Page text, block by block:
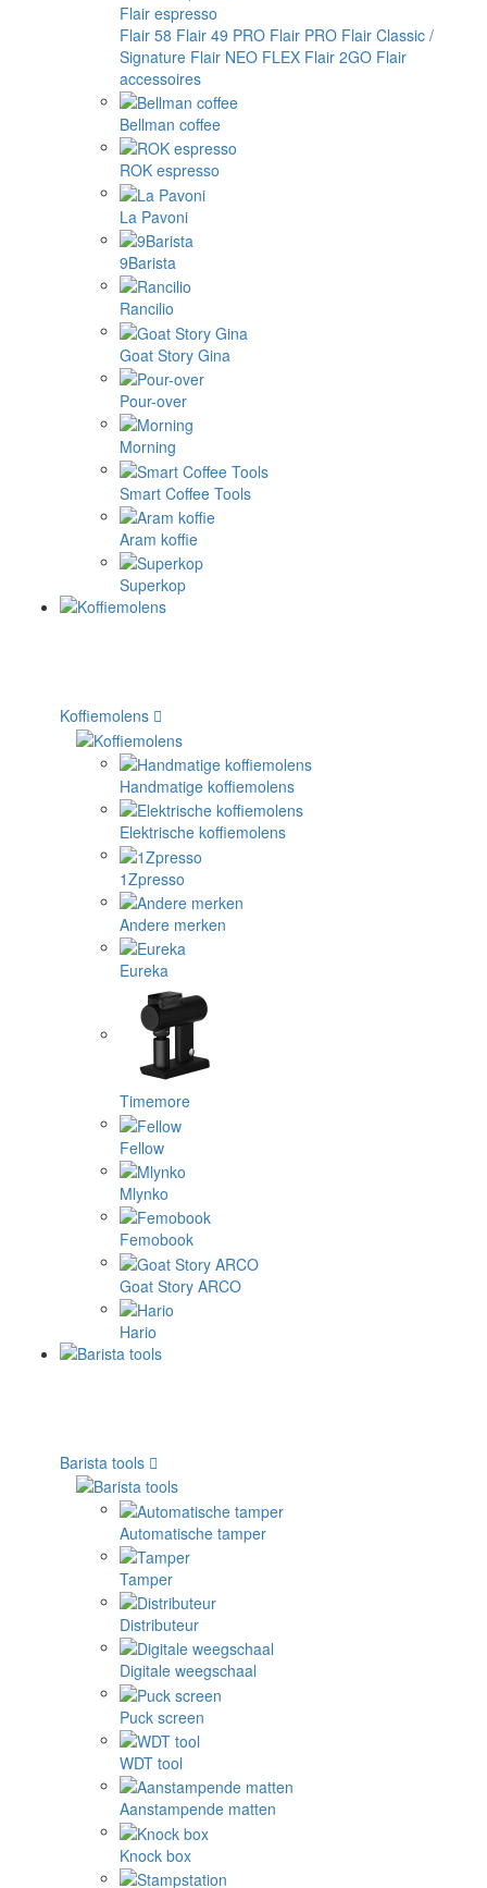
Flair espresso
Flair 58 Flair 49 PRO Flair PRO Flair Classic /
Signature Flair NEO FLEX Flair 2GO Flair
accessoires
Bellman coffee
ROK espresso
La Pavoni
9Barista
Rancilio
Goat Story Gina
Pour-over
Morning
Smart Coffee Tools
Aram koffie
Superkop
Koffiemolens
Handmatige koffiemolens
Elektrische koffiemolens
1Zpresso
Andere merken
Eureka
Timemore
Fellow
Mlynko
Femobook
Goat Story ARCO
Hario
Barista tools
Automatische tamper
Tamper
Distributeur
Digitale weegschaal
Puck screen
WDT tool
Aanstampende matten
Knock box